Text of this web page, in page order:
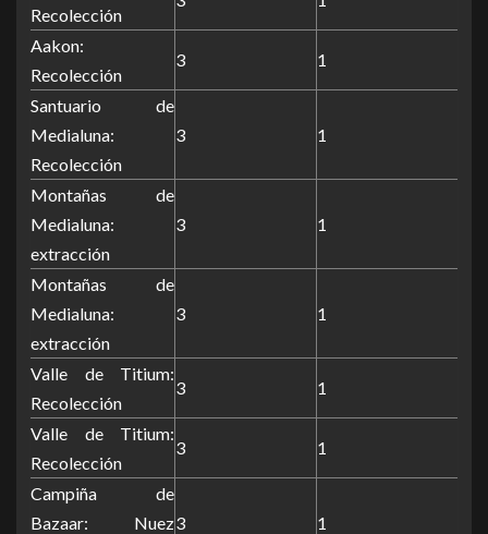
Recolección
Aakon:
Recolección
3 1
Santuario de
Medialuna:
Recolección
3 1
Montañas de
Medialuna:
extracción
3 1
Montañas de
Medialuna:
extracción
3 1
Valle de Titium:
Recolección
3 1
Valle de Titium:
Recolección
3 1
Campiña de
Bazaar: Nuez3 1